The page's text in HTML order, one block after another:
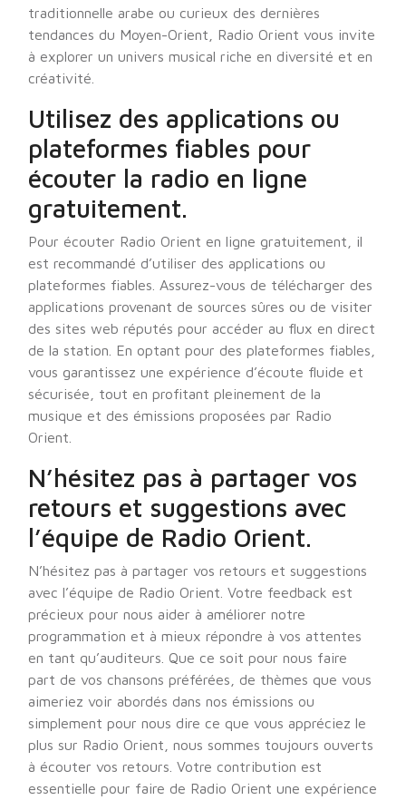
traditionnelle arabe ou curieux des dernières
tendances du Moyen-Orient, Radio Orient vous invite
à explorer un univers musical riche en diversité et en
créativité.
Utilisez des applications ou
plateformes fiables pour
écouter la radio en ligne
gratuitement.
Pour écouter Radio Orient en ligne gratuitement, il
est recommandé d’utiliser des applications ou
plateformes fiables. Assurez-vous de télécharger des
applications provenant de sources sûres ou de visiter
des sites web réputés pour accéder au flux en direct
de la station. En optant pour des plateformes fiables,
vous garantissez une expérience d’écoute fluide et
sécurisée, tout en profitant pleinement de la
musique et des émissions proposées par Radio
Orient.
N’hésitez pas à partager vos
retours et suggestions avec
l’équipe de Radio Orient.
N’hésitez pas à partager vos retours et suggestions
avec l’équipe de Radio Orient. Votre feedback est
précieux pour nous aider à améliorer notre
programmation et à mieux répondre à vos attentes
en tant qu’auditeurs. Que ce soit pour nous faire
part de vos chansons préférées, de thèmes que vous
aimeriez voir abordés dans nos émissions ou
simplement pour nous dire ce que vous appréciez le
plus sur Radio Orient, nous sommes toujours ouverts
à écouter vos retours. Votre contribution est
essentielle pour faire de Radio Orient une expérience